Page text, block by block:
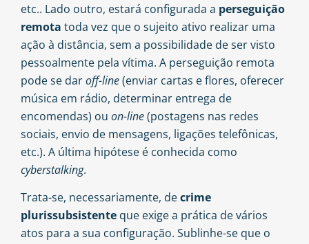
etc.. Lado outro, estará configurada a perseguição
remota toda vez que o sujeito ativo realizar uma
ação à distância, sem a possibilidade de ser visto
pessoalmente pela vítima. A perseguição remota
pode se daroff-line(enviar cartas e flores, oferecer
música em rádio, determinar entrega de
encomendas) ou on-line(postagens nas redes
sociais, envio de mensagens, ligações telefônicas,
etc.). A última hipótese é conhecida como
cyberstalking.
Trata-se, necessariamente, decrime
plurissubsistente que exige a prática de vários
atos para a sua configuração. Sublinhe-se que o